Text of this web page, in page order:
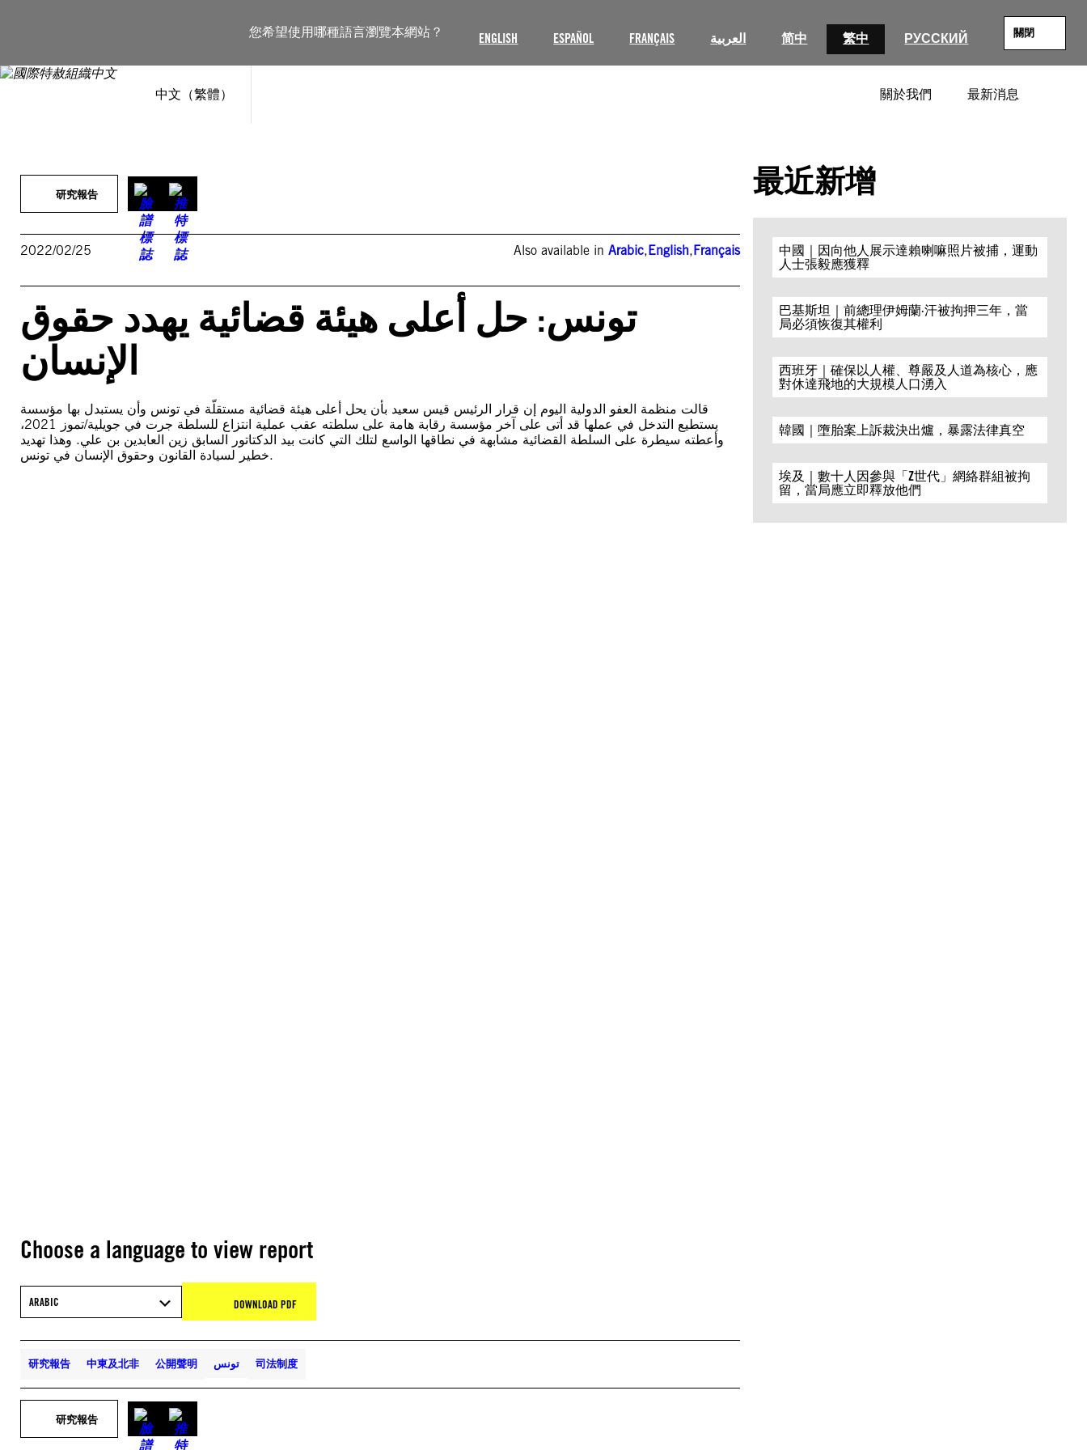
您希望使用哪種語言瀏覽本網站？ ENGLISH ESPAÑOL FRANÇAIS العربية 简中 繁中 РУССКИЙ 關閉
中文（繁體） 關於我們 最新消息
內
研究報告
2022/02/25 Also available inArabic,English,Français
تونس: حل أعلى هيئة قضائية يهدد حقوق
الإنسان
قالت منظمة العفو الدولية اليوم إن قرار الرئيس قيس سعيد بأن يحل أعلى هيئة قضائية مستقلّة في تونس وأن يستبدل بها مؤسسة
يستطيع التدخل في عملها قد أتى على آخر مؤسسة رقابة هامة على سلطته عقب عملية انتزاع للسلطة جرت في جويلية/تموز 2021،
وأعطته سيطرة على السلطة القضائية مشابهة في نطاقها الواسع لتلك التي كانت بيد الدكتاتور السابق زين العابدين بن علي. وهذا تهديد
خطير لسيادة القانون وحقوق الإنسان في تونس.
Choose a language to view report
ARABIC DOWNLOAD PDF
研究報告 中東及北非 公開聲明 تونس 司法制度
研究報告
最近新增
中國｜因向他人展示達賴喇嘛照片被捕，運動
人士張毅應獲釋
巴基斯坦｜前總理伊姆蘭·汗被拘押三年，當
局必須恢復其權利
西班牙｜確保以人權、尊嚴及人道為核心，應
對休達飛地的大規模人口湧入
韓國｜墮胎案上訴裁決出爐，暴露法律真空
埃及｜數十人因參與「Z世代」網絡群組被拘
留，當局應立即釋放他們